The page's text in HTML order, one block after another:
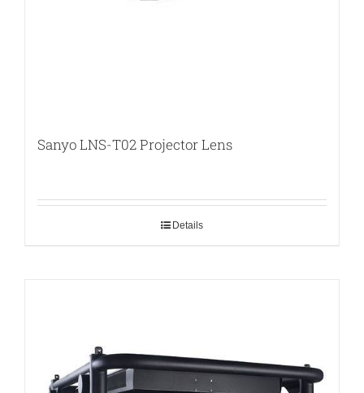
Sanyo LNS-T02 Projector Lens
Details